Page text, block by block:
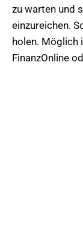
zu warten und
einzureichen.
holen. Möglich
FinanzOnline